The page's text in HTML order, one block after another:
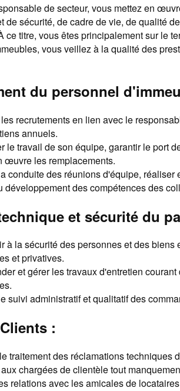
de secteur, vous mettez en
de sécurité, de cadre de vie, de qualité
ce titre, vous êtes principalement sur le
vous veillez à la qualité des
du personnel
recrutements en lien avec le
annuels.
le travail de son équipe, garantir le port
œuvre les remplacements.
conduite des réunions d'équipe, réaliser
développement des compétences des
et sécurité du
à la sécurité des personnes et des
et privatives.
et gérer les travaux d'entretien
suivi administratif et qualitatif des
:
traitement des réclamations techniques
chargées de clientèle tout
relations avec les amicales de